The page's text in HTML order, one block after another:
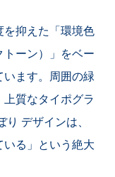
抑えた「環境色
ーン）」をベー
ます。周囲の緑
質なタイポグラ
デザインは、
いる」という絶大